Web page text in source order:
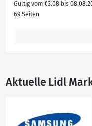
Gültig vom 03.08 bis
69 Seiten
Aktuelle Lidl